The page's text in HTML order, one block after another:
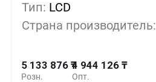
Тип: LCD
Страна производитель:
Розн.
5 133 876 ₸
Опт.
4 944 126 ₸
5+
10+ -2%